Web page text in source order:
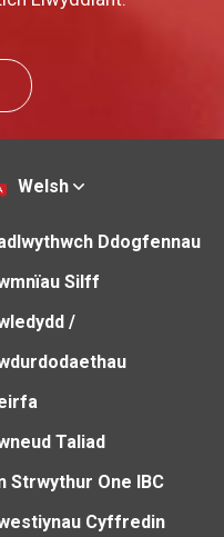
Welsh
Ddogfennau
Silff
/
Taliad
Strwythur One IBC
Cyffredin